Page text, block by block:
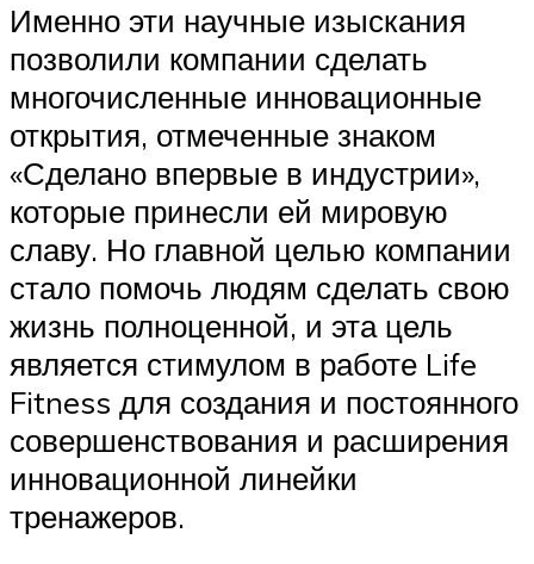
Именно эти научные изыскания
позволили компании сделать
многочисленные инновационные
открытия, отмеченные знаком
«Сделано впервые в индустрии»,
которые принесли ей мировую
славу. Но главной целью компании
стало помочь людям сделать свою
жизнь полноценной, и эта цель
является стимулом в работе Life
Fitness для создания и постоянного
совершенствования и расширения
инновационной линейки
тренажеров.